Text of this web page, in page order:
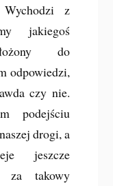
z
jakiegoś
do
odpowiedzi,
czy nie.
podejściu
drogi, a
jeszcze
takowy